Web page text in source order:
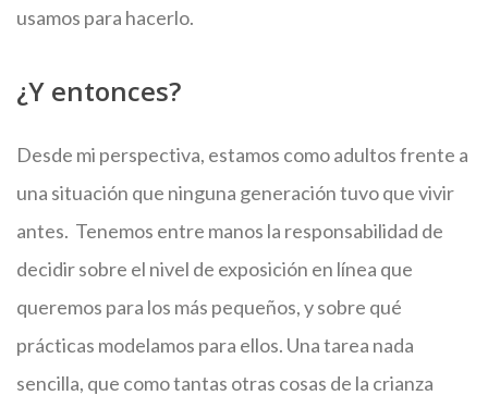
usamos para hacerlo.
¿Y entonces?
Desde mi perspectiva, estamos como adultos frente a
una situación que ninguna generación tuvo que vivir
antes. Tenemos entre manos la responsabilidad de
decidir sobre el nivel de exposición en línea que
queremos para los más pequeños, y sobre qué
prácticas modelamos para ellos. Una tarea nada
sencilla, que como tantas otras cosas de la crianza